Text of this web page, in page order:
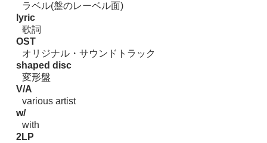
ラベル(盤のレーベル面)
lyric
歌詞
OST
オリジナル・サウンドトラック
shaped disc
変形盤
V/A
various artist
w/
with
2LP